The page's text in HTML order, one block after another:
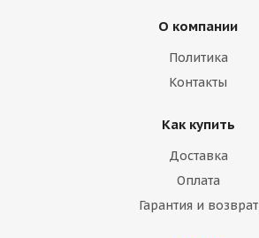
О компании
Политика
Контакты
Как купить
Доставка
Оплата
Гарантия и возврат